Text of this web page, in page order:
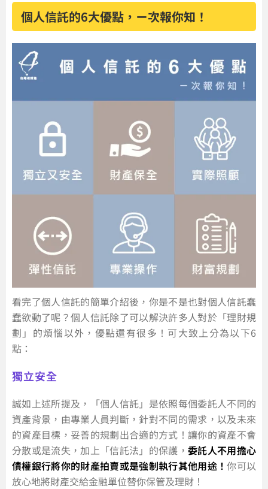
個人信託的6大優點，ㄧ次報你知！
看完了個人信託的簡單介紹後，你是不是也對個人信託蠢
蠢欲動了呢？個人信託除了可以解決許多人對於「理財規
劃」的煩惱以外，優點還有很多！可大致上分為以下6
點：
獨立安全
誠如上述所提及，「個人信託」是依照每個委託人不同的
資產背景，由專業人員判斷，針對不同的需求，以及未來
的資產目標，妥善的規劃出合適的方式！讓你的資產不會
分散或是流失，加上「信託法」的保護， 委託人不用擔心
債權銀行將你的財產拍賣或是強制執行其他用途！你可以
放心地將財產交給金融單位替你保管及理財！